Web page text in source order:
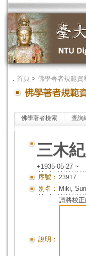
． 首頁 > 佛學著者規範資
佛學著者檢索 查詢
三木
+1935-05-27 ~
序號： 23917
別名： Miki,
說明：
請將校